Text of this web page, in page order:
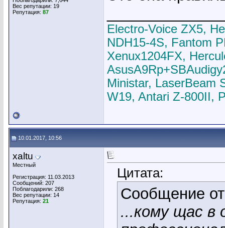
Вес репутации: 19
Репутация: 87
Electro-Voice ZX5,
NDH15-4S, Fantom
Xenux1204FX,
Ministar, LaserBeam
W19, Antari Z-800II,
10.01.2017, 10:56
xaltu
Местный
Регистрация: 11.03.2013
Сообщений: 207
Поблагодарили: 268
Вес репутации: 14
Репутация: 21
Цитата:
Сообщение
...кому щас в